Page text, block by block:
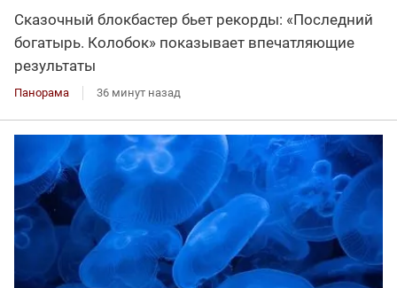
Сказочный блокбастер бьет рекорды: «Последний
богатырь. Колобок» показывает впечатляющие
результаты
Панорама 36 минут назад